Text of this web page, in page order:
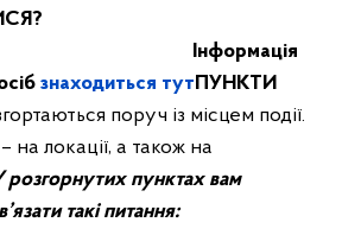
знаходиться тутПУНКТИ
поруч із місцем події.
на локації, а також на
розгорнутих пунктах вам
такі питання: